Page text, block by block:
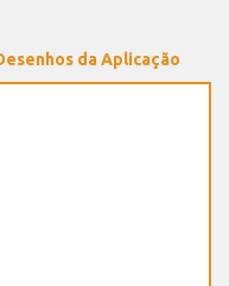
da Aplicação